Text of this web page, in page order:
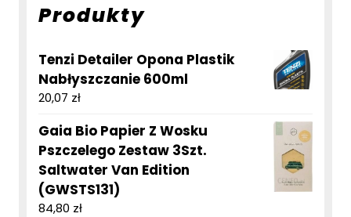
Produkty
Tenzi Detailer Opona Plastik
Nabłyszczanie 600ml
20,07 zł
Gaia Bio Papier Z Wosku
Pszczelego Zestaw 3Szt.
Saltwater Van Edition
(GWSTS131)
84,80 zł